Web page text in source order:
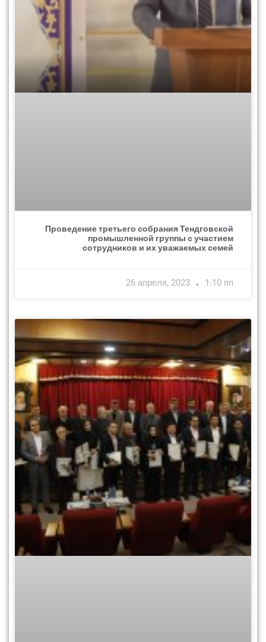
Проведение третьего собрания Тендговской
промышленной группы с участием
сотрудников и их уважаемых семей
26 апреля, 2023 1:10 пп